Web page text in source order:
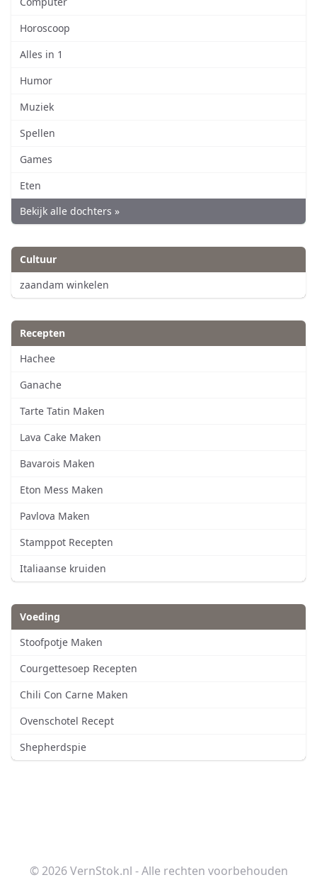
Horoscoop
Alles in 1
Humor
Muziek
Spellen
Games
Eten
Bekijk alle dochters »
Cultuur
zaandam winkelen
Recepten
Hachee
Ganache
Tarte Tatin Maken
Lava Cake Maken
Bavarois Maken
Eton Mess Maken
Pavlova Maken
Stamppot Recepten
Italiaanse kruiden
Voeding
Stoofpotje Maken
Courgettesoep Recepten
Chili Con Carne Maken
Ovenschotel Recept
Shepherdspie
© 2026 VernStok.nl - Alle rechten voorbehouden